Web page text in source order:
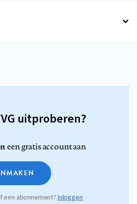
uitproberen?
een gratis account aan
een abonnement?Inloggen